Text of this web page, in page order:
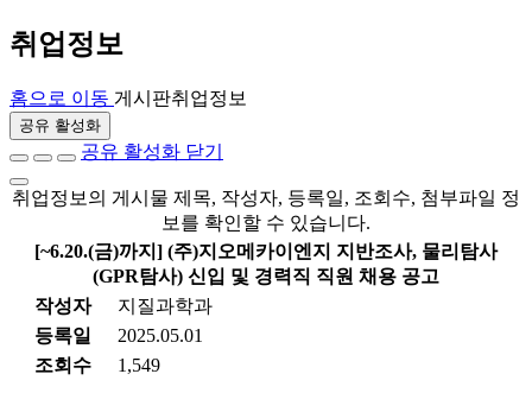
취업정보
홈으로 이동 게시판취업정보
공유 활성화
공유 활성화 닫기
취업정보의 게시물 제목, 작성자, 등록일, 조회수, 첨부파일 정
보를 확인할 수 있습니다.
[~6.20.(금)까지] (주)지오메카이엔지 지반조사, 물리탐사
(GPR탐사) 신입 및 경력직 직원 채용 공고
작성자
지질과학과
등록일
2025.05.01
조회수
1,549